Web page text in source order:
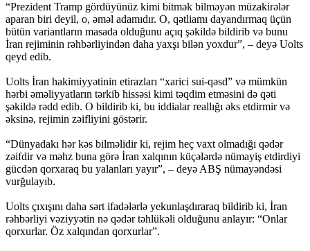
“Prezident Tramp gördüyünüz kimi bitmək bilməyən müzakirələr
aparan biri deyil, o, əməl adamıdır. O, qətliamı dayandırmaq üçün
bütün variantların masada olduğunu açıq şəkildə bildirib və bunu
İran rejiminin rəhbərliyindən daha yaxşı bilən yoxdur”, – deyə Uolts
qeyd edib.
Uolts İran hakimiyyətinin etirazları “xarici sui-qəsd” və mümkün
hərbi əməliyyatların tərkib hissəsi kimi təqdim etməsini də qəti
şəkildə rədd edib. O bildirib ki, bu iddialar reallığı əks etdirmir və
əksinə, rejimin zəifliyini göstərir.
“Dünyadakı hər kəs bilməlidir ki, rejim heç vaxt olmadığı qədər
zəifdir və məhz buna görə İran xalqının küçələrdə nümayiş etdirdiyi
gücdən qorxaraq bu yalanları yayır”, – deyə ABŞ nümayəndəsi
vurğulayıb.
Uolts çıxışını daha sərt ifadələrlə yekunlaşdıraraq bildirib ki, İran
rəhbərliyi vəziyyətin nə qədər təhlükəli olduğunu anlayır: “Onlar
qorxurlar. Öz xalqından qorxurlar”.